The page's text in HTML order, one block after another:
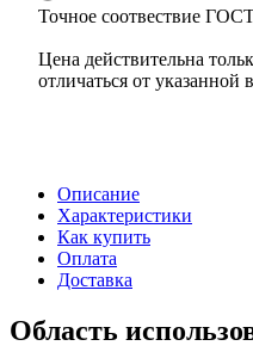
Точное соотвествие
Цена действительна
отличаться от указанной
Описание
Характеристики
Как купить
Оплата
Доставка
Область